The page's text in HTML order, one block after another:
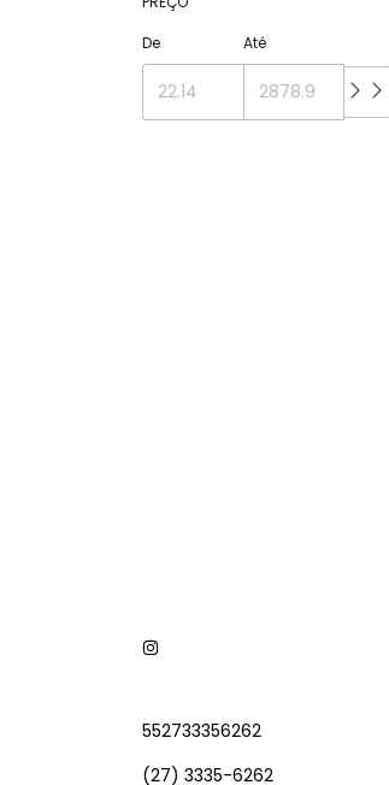
De
Até
552733356262
(27) 3335-6262